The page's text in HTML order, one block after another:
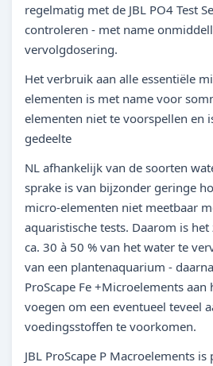
regelmatig met de JBL PO4 Test
controleren - met name
vervolgdosering.
Het verbruik aan alle essentiële
elementen is met name voor
elementen niet te voorspellen en
gedeelte
NL afhankelijk van de soorten
sprake is van bijzonder geringe
micro-elementen niet meetbaar
aquaristische tests. Daarom is
ca. 30 à 50 % van het water te
van een plantenaquarium -
ProScape Fe +Microelements
voegen om een eventueel teveel
voedingsstoffen te voorkomen.
JBL ProScape P Macroelements